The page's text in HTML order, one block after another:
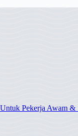
Pekerja Awam &